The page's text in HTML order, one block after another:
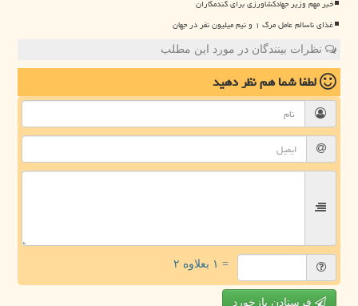
خبر مهم وزیر جهادکشاورزی برای گندمکاران
غذای ناسالم عامل مرگ ۱ و نیم میلیون نفر در جهان
نظرات بینندگان در مورد این مطلب
لطفا شما همنظر دهید
= ۱ بعلاوه ۲
فرستادن بازخورد